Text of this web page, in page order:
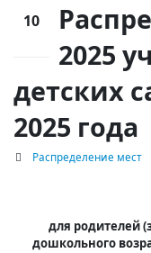
10
2025
детских
2025 года
Распределение мест
для родителей
дошкольного